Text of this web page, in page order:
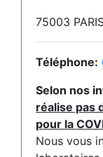
75003
Téléphone:
Selon nos
réalise pas
pour la
Nous vous